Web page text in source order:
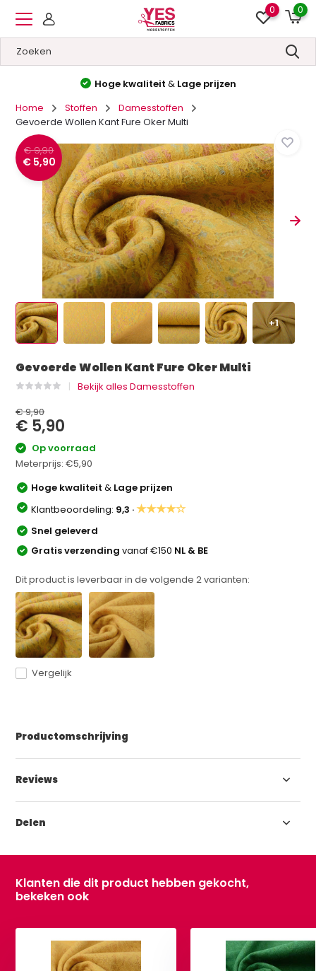
0 0
Hoge kwaliteit & Lage prijzen
Home
Stoffen
Damesstoffen
Gevoerde Wollen Kant Fure Oker Multi
€ 9,90
€ 5,90
+1
Gevoerde Wollen Kant Fure Oker Multi
Bekijk alles Damesstoffen
€ 9,90
€ 5,90
Op voorraad
Meterprijs:€5,90
Hoge kwaliteit& Lage prijzen
Klantbeoordeling: 9,3 ·★★★★☆
Snel geleverd
Gratis verzendingvanaf €150 NL & BE
Dit product is leverbaar in de volgende2varianten:
Vergelijk
Productomschrijving
Reviews
Delen
Klanten die dit product hebben gekocht,
bekeken ook